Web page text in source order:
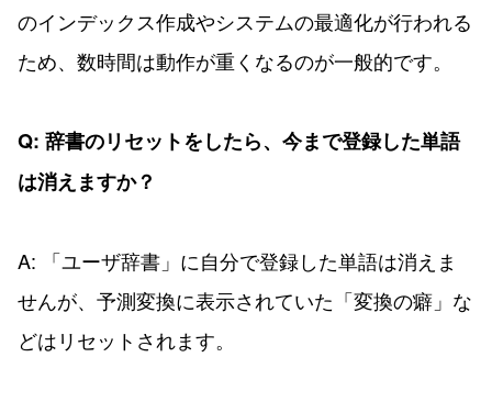
のインデックス作成やシステムの最適化が行われる
ため、数時間は動作が重くなるのが一般的です。
Q: 辞書のリセットをしたら、今まで登録した単語
は消えますか？
A: 「ユーザ辞書」に自分で登録した単語は消えま
せんが、予測変換に表示されていた「変換の癖」な
どはリセットされます。